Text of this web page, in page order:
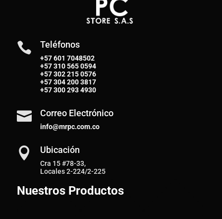
 Teléfonos
+57 601 7048502
+57310 565 0594
+57302 215 0576
+57304 200 3817
+57300 293 4930
 Correo Electrónico
info@mrpc.com.co
 Ubicación
Cra 15 #78-33,
Locales 2-224/2-225
Nuestros Productos